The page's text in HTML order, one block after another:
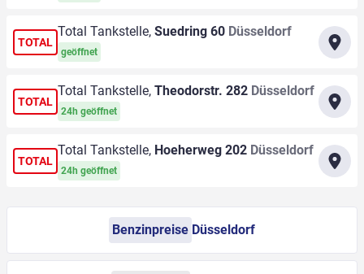
TOTAL
Total Tankstelle, Suedring 60 Düsseldorf
geöffnet
TOTAL
Total Tankstelle, Theodorstr. 282 Düsseldorf
24h geöffnet
TOTAL
Total Tankstelle, Hoeherweg 202 Düsseldorf
24h geöffnet
Benzinpreise Düsseldorf